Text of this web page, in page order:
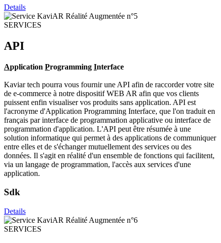
Details
SERVICES
API
Application Programming Interface
Kaviar tech pourra vous fournir une API afin de raccorder votre site
de e-commerce à notre dispositif WEB AR afin que vos clients
puissent enfin visualiser vos produits sans application. API est
l'acronyme d'Application Programming Interface, que l'on traduit en
français par interface de programmation applicative ou interface de
programmation d'application. L'API peut être résumée à une
solution informatique qui permet à des applications de communiquer
entre elles et de s'échanger mutuellement des services ou des
données. Il s'agit en réalité d'un ensemble de fonctions qui facilitent,
via un langage de programmation, l'accès aux services d'une
application.
Sdk
Details
SERVICES